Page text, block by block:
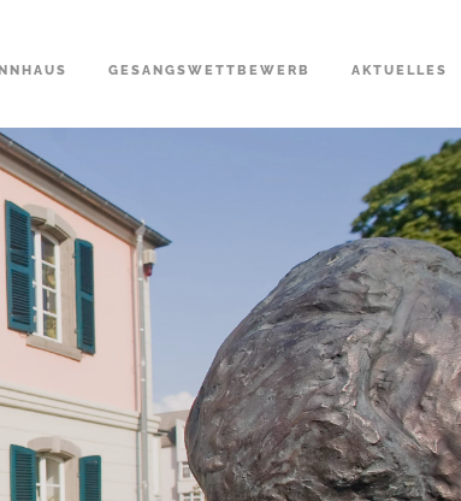
GESANGSWETTBEWERB AKTUELLES